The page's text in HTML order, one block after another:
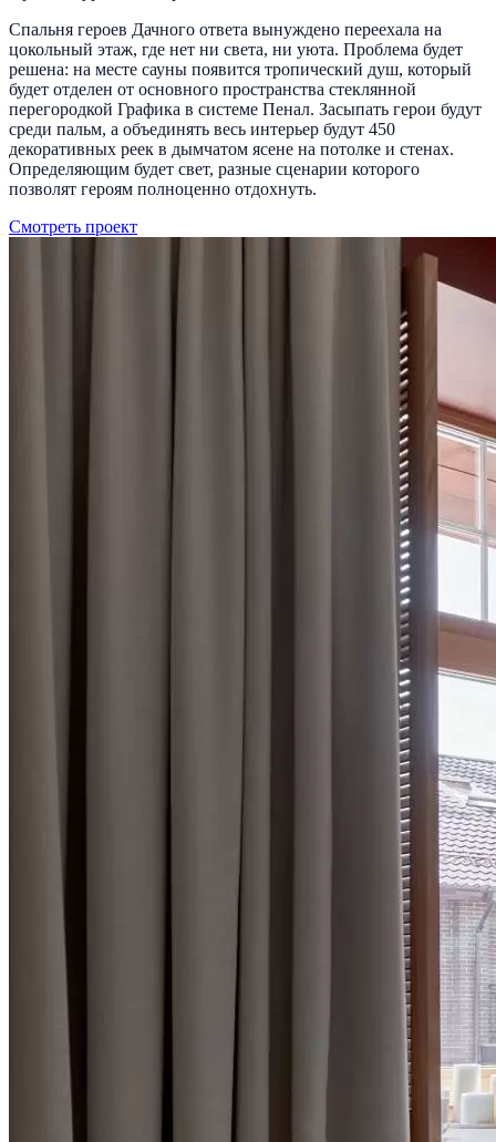
Спальня героев Дачного ответа вынуждено переехала на
цокольный этаж, где нет ни света, ни уюта. Проблема будет
решена: на месте сауны появится тропический душ, который
будет отделен от основного пространства стеклянной
перегородкой Графика в системе Пенал. Засыпать герои будут
среди пальм, а объединять весь интерьер будут 450
декоративных реек в дымчатом ясене на потолке и стенах.
Определяющим будет свет, разные сценарии которого
позволят героям полноценно отдохнуть.
Смотреть проект